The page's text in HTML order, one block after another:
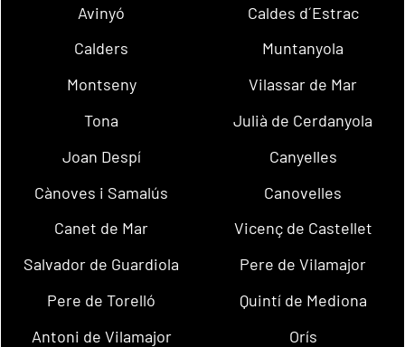
Avinyó
Caldes d´Estrac
Calders
Muntanyola
Montseny
Vilassar de Mar
Tona
Julià de Cerdanyola
Joan Despí
Canyelles
Cànoves i Samalús
Canovelles
Canet de Mar
Vicenç de Castellet
Salvador de Guardiola
Pere de Vilamajor
Pere de Torelló
Quintí de Mediona
Antoni de Vilamajor
Orís